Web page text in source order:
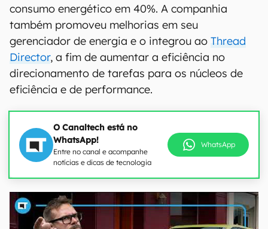
consumo energético em 40%. A companhia
também promoveu melhorias em seu
gerenciador de energia e o integrou ao Thread
Director, a fim de aumentar a eficiência no
direcionamento de tarefas para os núcleos de
eficiência e de performance.
O Canaltech está no
WhatsApp!
Entre no canal e acompanhe
notícias e dicas de tecnologia
WhatsApp